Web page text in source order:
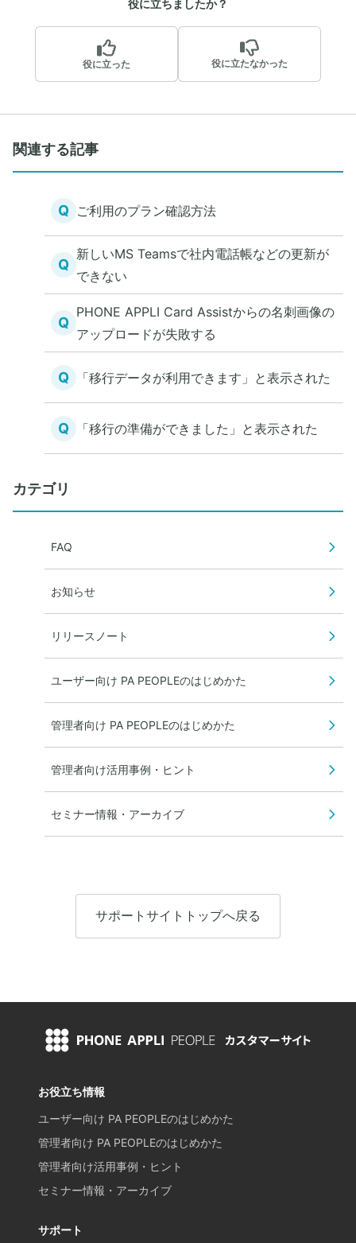
役に立ちましたか？
役に立った 役に立たなかった
関連する記事
Q ご利用のプラン確認方法
Q
新しいMS Teamsで社内電話帳などの更新が
できない
Q
PHONE APPLI Card Assistからの名刺画像の
アップロードが失敗する
Q 「移行データが利用できます」と表示された
Q 「移行の準備ができました」と表示された
カテゴリ
FAQ
お知らせ
リリースノート
ユーザー向け PA PEOPLEのはじめかた
管理者向け PA PEOPLEのはじめかた
管理者向け活用事例・ヒント
セミナー情報・アーカイブ
サポートサイトトップへ戻る
お役立ち情報
ユーザー向け PA PEOPLEのはじめかた
管理者向け PA PEOPLEのはじめかた
管理者向け活用事例・ヒント
セミナー情報・アーカイブ
サポート